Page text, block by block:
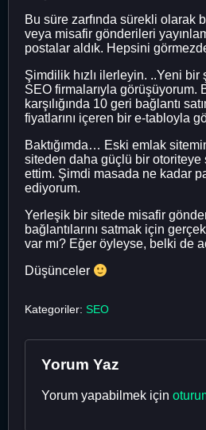
Bu süre zarfında sürekli olarak
veya misafir gönderileri
postalar aldık. Hepsini
Şimdilik hızlı ilerleyin. ..Yeni
SEO firmalarıyla görüşüyorum.
karşılığında 10 geri bağlantı
fiyatlarını içeren bir e-tabloyla
Baktığımda… Eski emlak
siteden daha güçlü bir
ettim. Şimdi masada ne kadar
ediyorum.
Yerleşik bir sitede misafir
bağlantılarını satmak için
var mı? Eğer öyleyse, belki de
Düşünceler
Kategoriler: SEO
Yorum Yaz
Yorum yapabilmek için